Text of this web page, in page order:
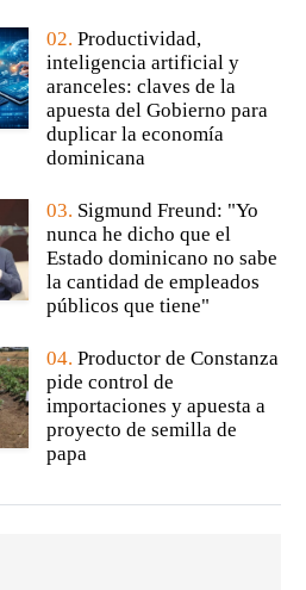
02. Productividad,
inteligencia artificial y
aranceles: claves de la
apuesta del Gobierno para
duplicar la economía
dominicana
03. Sigmund Freund: "Yo
nunca he dicho que el
Estado dominicano no sabe
la cantidad de empleados
públicos que tiene"
04. Productor de Constanza
pide control de
importaciones y apuesta a
proyecto de semilla de
papa